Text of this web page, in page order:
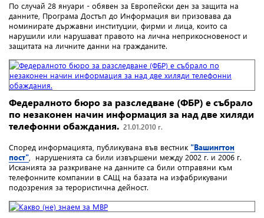
По случай 28 януари - обявен за Европейски ден за защита на
данните, Програма Достъп до Информация ви призовава да
номинирате държавни институции, фирми и лица, които са
нарушили или нарушават правото на лична неприкосновеност и
защитата на личните данни на гражданите.
Федералното бюро за разследване (ФБР) е събрало
по незаконен начин информация за над две хиляди
телефонни обаждания. 21.01.2010 г.
Според информацията, публикувана във вестник "Вашингтон
пост" , нарушенията са били извършени между 2002 г. и 2006 г.
Исканията за разкриване на данните са били отправяни към
телефонните компании в САЩ на базата на изфабрикувани
подозрения за терористична дейност.